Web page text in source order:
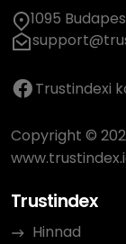
1095
Trustindexi
Copyright ©
Trustindex
Hinnad